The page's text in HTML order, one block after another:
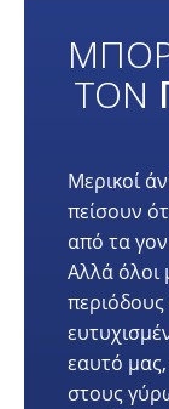
ΤΟΝ
Μερικοί
πείσουν
από τα
Αλλά
εαυτό
στους